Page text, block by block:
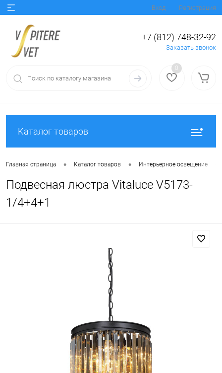
Вход Регистрация
+7 (812) 748-32-92
Заказать звонок
0
Каталог товаров
Главная страница • Каталог товаров • Интерьерное освещение
Подвесная люстра Vitaluce V5173-
1/4+4+1